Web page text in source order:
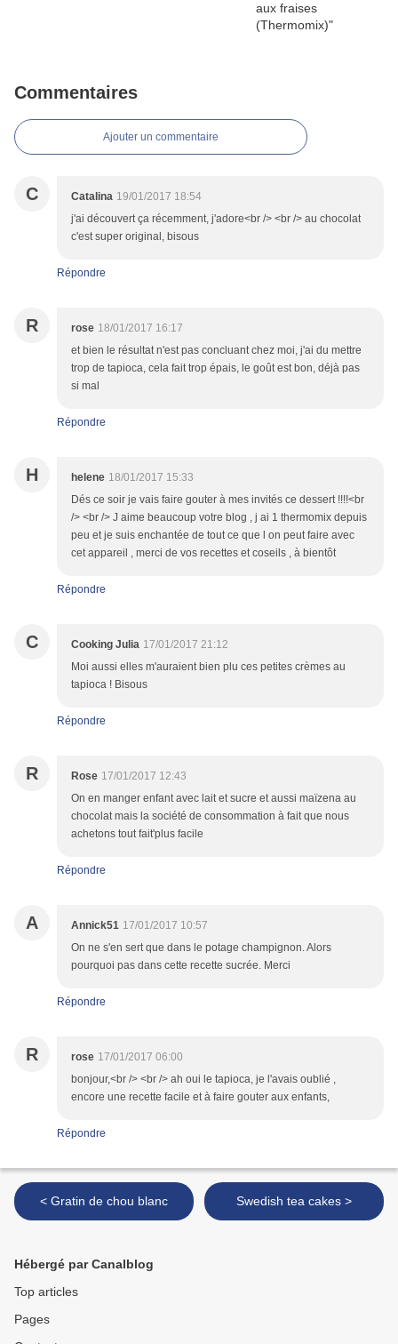
Commentaires
Ajouter un commentaire
C Catalina 19/01/2017 18:54
j'ai découvert ça récemment, j'adore<br /> <br /> au chocolat
c'est super original, bisous
Répondre
R rose 18/01/2017 16:17
et bien le résultat n'est pas concluant chez moi, j'ai du mettre
trop de tapioca, cela fait trop épais, le goût est bon, déjà pas
si mal
Répondre
H helene 18/01/2017 15:33
Dés ce soir je vais faire gouter à mes invités ce dessert !!!!<br
/> <br /> J aime beaucoup votre blog , j ai 1 thermomix depuis
peu et je suis enchantée de tout ce que l on peut faire avec
cet appareil , merci de vos recettes et coseils , à bientôt
Répondre
C Cooking Julia 17/01/2017 21:12
Moi aussi elles m'auraient bien plu ces petites crèmes au
tapioca ! Bisous
Répondre
R Rose 17/01/2017 12:43
On en manger enfant avec lait et sucre et aussi maïzena au
chocolat mais la société de consommation à fait que nous
achetons tout fait'plus facile
Répondre
A Annick51 17/01/2017 10:57
On ne s'en sert que dans le potage champignon. Alors
pourquoi pas dans cette recette sucrée. Merci
Répondre
R rose 17/01/2017 06:00
bonjour,<br /> <br /> ah oui le tapioca, je l'avais oublié ,
encore une recette facile et à faire gouter aux enfants,
Répondre
< Gratin de chou blanc Swedish tea cakes >
Hébergé par Canalblog
Top articles
Pages